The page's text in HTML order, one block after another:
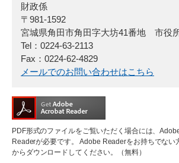
財政係
〒981-1592
宮城県角田市角田字大坊41番地 市役
Tel：0224-63-2113
Fax：0224-62-4829
メールでのお問い合わせはこちら
PDF形式のファイルをご覧いただく場合には、
Readerが必要です。
Adobe Readerをお持ちでない
からダウンロードしてください。（無料）